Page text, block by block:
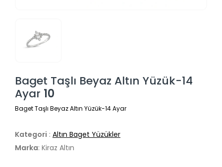
Baget Taşlı Beyaz Altın Yüzük-14
Ayar 10
Baget Taşlı Beyaz Altın Yüzük-14 Ayar
Kategori : Altın Baget Yüzükler
Marka: Kiraz Altın